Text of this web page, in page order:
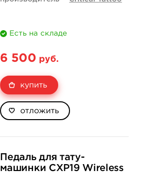
Есть на складе
6 500 руб.
купить
отложить
Педаль для тату-
машинки CXP19 Wireless